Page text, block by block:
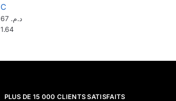
C
د.م. 67
1.64
PLUS DE 15 000 CLIENTS SATISFAITS